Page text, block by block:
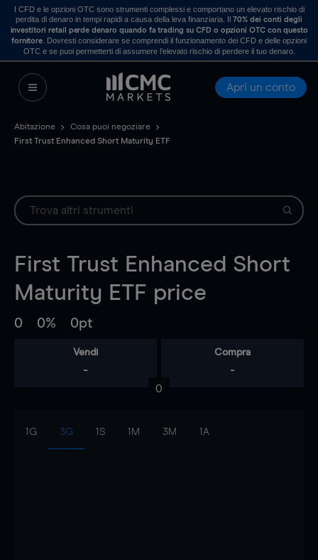
I CFD e le opzioni OTC sono strumenti complessi e comportano un elevato rischio di
perdita di denaro in tempi rapidi a causa della leva finanziaria. Il70% dei conti degli
investitori retail perde denaro quando fa trading su CFD o opzioni OTC con questo
fornitore . Dovresti considerare se comprendi il funzionamento dei CFD e delle opzioni
OTC e se puoi permetterti di assumere l’elevato rischio di perdere il tuo denaro.
Apri un conto
Abitazione
Cosa puoi negoziare
First Trust Enhanced Short Maturity ETF
First Trust Enhanced Short
Maturity ETF price
0 0% 0pt
Vendi
-
Compra
-
0
1G 3G 1S 1M 3M 1A